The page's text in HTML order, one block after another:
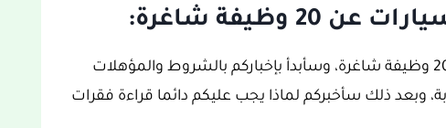
وظيفة شاغرة:
يعلن شركة ساماكو للسيارات عن توفر 20 وظيفة شاغرة، وسأبدأ بإخباركم بالشروط والمؤهلات
وبعد ذلك سأخبركم لماذا يجب عليكم دائما قراءة فقرات